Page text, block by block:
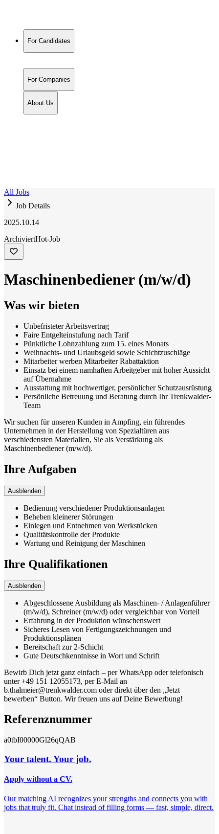
For Candidates
For Companies
About Us
All Jobs
Job Details
2025.10.14
ArchiviertHot-Job
Maschinenbediener (m/w/d)
Was wir bieten
Unbefristeter Arbeitsvertrag
Faire Entgelteinstufung nach Tarif
Pünktliche Lohnzahlung zum 15. eines Monats
Weihnachts- und Urlaubsgeld sowie Schichtzuschläge
Mitarbeiter werben Mitarbeiter Rabattaktion
Einsatz bei einem namhaften Arbeitgeber mit hoher Aussicht
auf Übernahme
Ausstattung mit hochwertiger, persönlicher Schutzausrüstung
Persönliche Betreuung und Beratung durch Ihr Trenkwalder-
Team
Wir suchen für unseren Kunden in Ampfing, ein führendes
Unternehmen in der Herstellung von Spezialtüren aus
verschiedensten Materialien, Sie als Verstärkung als
Maschinenbediener (m/w/d).
Ihre Aufgaben
Ausblenden
Bedienung verschiedener Produktionsanlagen
Beheben kleinerer Störungen
Einlegen und Entnehmen von Werkstücken
Qualitätskontrolle der Produkte
Wartung und Reinigung der Maschinen
Ihre Qualifikationen
Ausblenden
Abgeschlossene Ausbildung als Maschinen- / Anlagenführer
(m/w/d), Schreiner (m/w/d) oder vergleichbar von Vorteil
Erfahrung in der Produktion wünschenswert
Sicheres Lesen von Fertigungszeichnungen und
Produktionsplänen
Bereitschaft zur 2-Schicht
Gute Deutschkenntnisse in Wort und Schrift
Bewirb Dich jetzt ganz einfach – per WhatsApp oder telefonisch
unter +49 151 12055173, per E-Mail an
b.thalmeier@trenkwalder.com oder direkt über den „Jetzt
bewerben“ Button. Wir freuen uns auf Deine Bewerbung!
Referenznummer
a0tbI00000Gl26qQAB
Your talent. Your job.
Apply without a CV.
Our matching AI recognizes your strengths and connects you with
jobs that truly fit. Chat instead of filling forms — fast, simple, direct.